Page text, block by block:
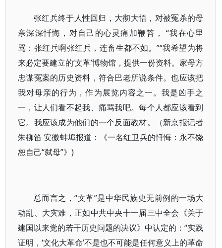
张红兵终于人性回归，大彻大悟，对被冤杀的母
亲深深忏悔，对自己的心灵痛加鞭笞， “我在心里
骂：张红兵啊张红兵，连畜生都不如。”“我希望为将
来必定要建立的‘文革’博物馆，提供一份资料。家母方
忠谋冤案的历史资料，符合巴老所说条件。也应该把
我对母亲的行为，作为展览内容之一。我是凶手之
一，让人们看不起我、痛骂我吧。每个人都应该看到
它。我应该成为他们的一个反面教材。（新京报记者
朱柳笛 安徽蚌埠报道：《一名红卫兵的忏悔：永不饶
恕自己“弑母”》)
总而言之，“文革”是中华民族史无前例的一场大
动乱、大灾难，正如中共中央十一届三中全会《关于
建国以来党的若干历史问题的决议》中认定的：“实践
证明，‘文化大革命’不是也不可能是任何意义上的革命